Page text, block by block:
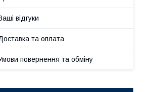
відгуки
та оплата
повернення та обміну